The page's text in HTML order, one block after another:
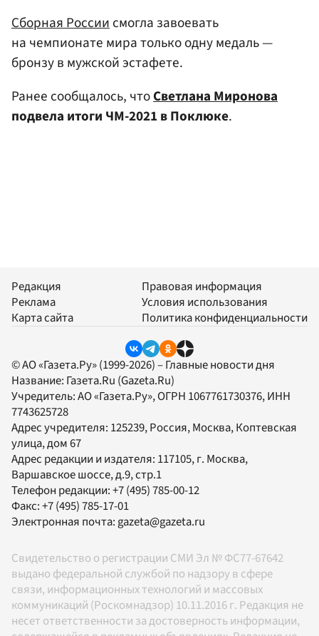
Сборная Россиисмогла завоевать
на чемпионате мира только одну медаль —
бронзу в мужской эстафете.
Ранее сообщалось, чтоСветлана Миронова
подвела итоги ЧМ-2021 в Поклюке.
Редакция
Реклама
Карта сайта
Правовая информация
Условия использования
Политика конфиденциальности
© АО «Газета.Ру» (1999-2026) – Главные новости дня
Название: Газета.Ru (Gazeta.Ru)
Учредитель:АО «Газета.Ру», ОГРН 1067761730376, ИНН
7743625728
Адрес учредителя: 125239, Россия, Москва, Коптевская
улица, дом 67
Адрес редакции и издателя: 117105, г. Москва,
Варшавское шоссе, д.9, стр.1
Телефон редакции:+7 (495) 785-00-12
Факс:+7 (495) 785-17-01
Электронная почта:gazeta@gazeta.ru
Свидетельство о регистрации СМИ Эл № ФС77-67642
выдано федеральной службой по надзору в сфере
связи, информационных технологий и массовых
коммуникаций (Роскомнадзор) 10.11.2016 г. Редакция не
несет ответственности за достоверность информации,